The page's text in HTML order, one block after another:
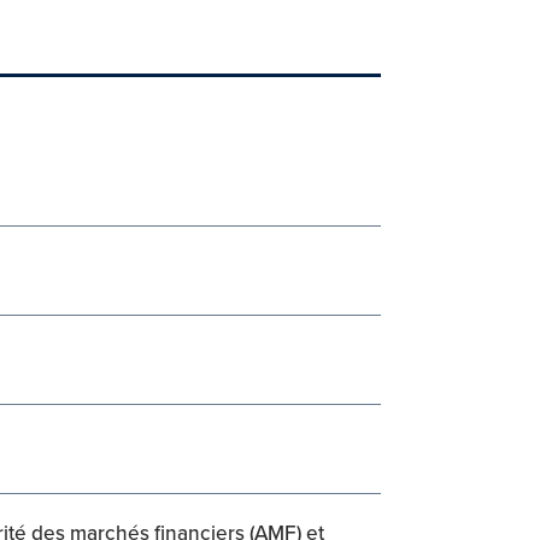
des marchés financiers (AMF) et